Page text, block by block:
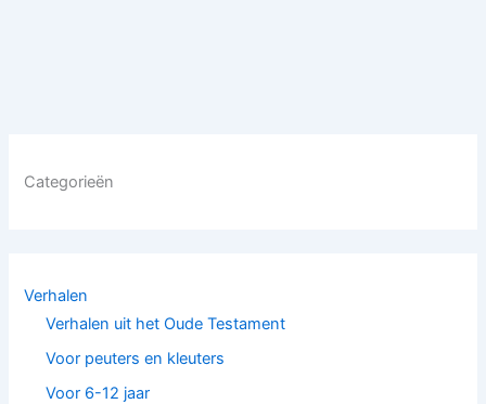
Categorieën
Verhalen
Verhalen uit het Oude Testament
Voor peuters en kleuters
Voor 6-12 jaar